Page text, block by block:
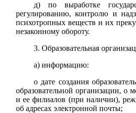
д) по выработке
регулированию, контролю и
психотропных веществ и их
незаконному обороту.
3. Образовательная
а) информацию:
о дате создания
образовательной организации, о
и ее филиалов (при наличии),
об адресах электронной почты;